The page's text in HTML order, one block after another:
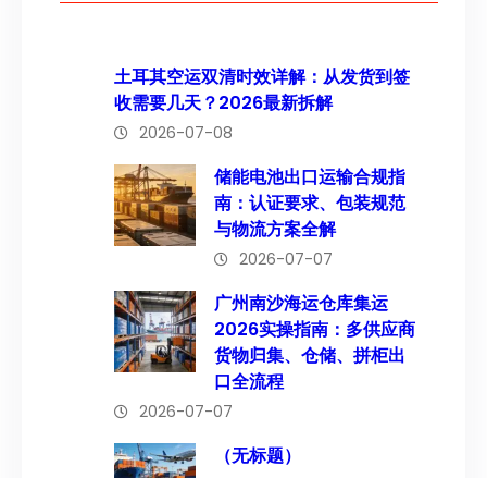
土耳其空运双清时效详解：从发货到签
收需要几天？2026最新拆解
2026-07-08
储能电池出口运输合规指
南：认证要求、包装规范
与物流方案全解
2026-07-07
广州南沙海运仓库集运
2026实操指南：多供应商
货物归集、仓储、拼柜出
口全流程
2026-07-07
（无标题）